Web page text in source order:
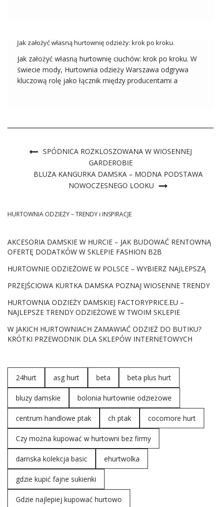
Jak założyć własną hurtownię odzieży: krok po kroku.
Jak założyć własną hurtownię ciuchów: krok po kroku. W
świecie mody, Hurtownia odzieży Warszawa odgrywa
kluczową rolę jako łącznik między producentami a
SPÓDNICA ROZKLOSZOWANA W WIOSENNEJ
GARDEROBIE
BLUZA KANGURKA DAMSKA – MODNA PODSTAWA
NOWOCZESNEGO LOOKU
HURTOWNIA ODZIEŻY – TRENDY i INSPIRACJE
AKCESORIA DAMSKIE W HURCIE – JAK BUDOWAĆ RENTOWNĄ
OFERTĘ DODATKÓW W SKLEPIE FASHION B2B
HURTOWNIE ODZIEŻOWE W POLSCE – WYBIERZ NAJLEPSZĄ
PRZEJŚCIOWA KURTKA DAMSKA POZNAJ WIOSENNE TRENDY
HURTOWNIA ODZIEŻY DAMSKIEJ FACTORYPRICE.EU –
NAJLEPSZE TRENDY ODZIEŻOWE W TWOIM SKLEPIE
W JAKICH HURTOWNIACH ZAMAWIAĆ ODZIEŻ DO BUTIKU?
KRÓTKI PRZEWODNIK DLA SKLEPÓW INTERNETOWYCH
24hurt asg hurt beta beta plus hurt
bluzy damskie bolonia hurtownie odzieżowe
centrum handlowe ptak ch ptak cocomore hurt
Czy można kupować w hurtowni bez firmy
damska kolekcja basic ehurtwolka
gdzie kupić fajne sukienki
Gdzie najlepiej kupować hurtowo